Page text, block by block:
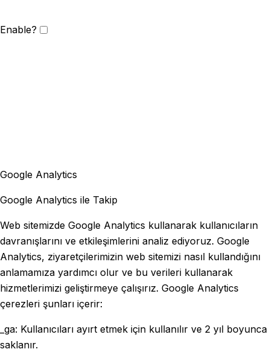
Enable?
Google Analytics
Google Analytics ile Takip
Web sitemizde Google Analytics kullanarak kullanıcıların
davranışlarını ve etkileşimlerini analiz ediyoruz. Google
Analytics, ziyaretçilerimizin web sitemizi nasıl kullandığını
anlamamıza yardımcı olur ve bu verileri kullanarak
hizmetlerimizi geliştirmeye çalışırız. Google Analytics
çerezleri şunları içerir:
_ga: Kullanıcıları ayırt etmek için kullanılır ve 2 yıl boyunca
saklanır.